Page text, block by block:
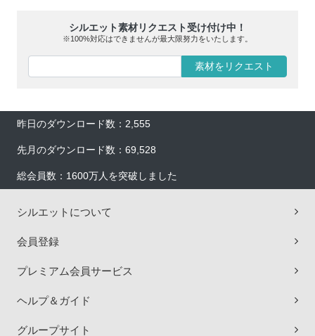
シルエット素材リクエスト受け付け中！
※100%対応はできませんが最大限努力をいたします。
素材をリクエスト
昨日のダウンロード数：2,555
先月のダウンロード数：69,528
総会員数：1600万人を突破しました
シルエットについて
会員登録
プレミアム会員サービス
ヘルプ＆ガイド
グループサイト